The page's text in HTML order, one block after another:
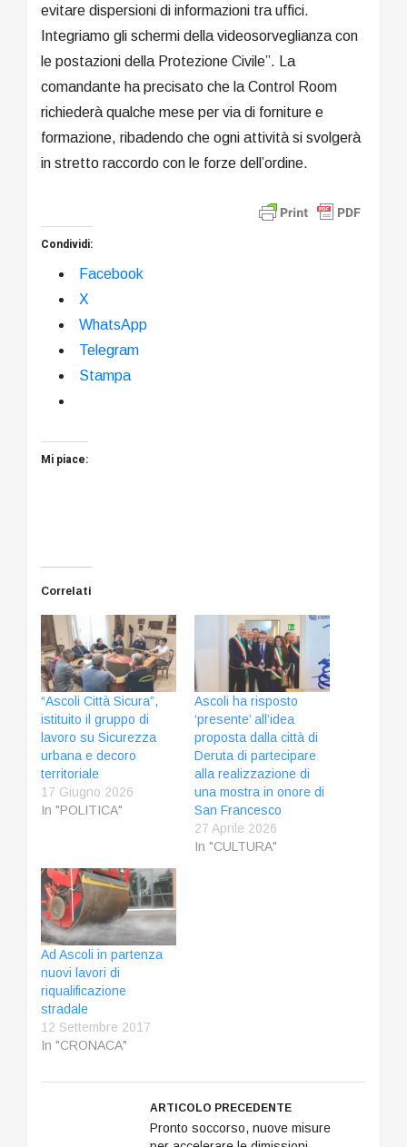
evitare dispersioni di informazioni tra uffici.
Integriamo gli schermi della videosorveglianza con
le postazioni della Protezione Civile”. La
comandante ha precisato che la Control Room
richiederà qualche mese per via di forniture e
formazione, ribadendo che ogni attività si svolgerà
in stretto raccordo con le forze dell’ordine.
Condividi:
Facebook
X
WhatsApp
Telegram
Stampa
Mi piace:
Correlati
“Ascoli Città Sicura”,
istituito il gruppo di
lavoro su Sicurezza
urbana e decoro
territoriale
17 Giugno 2026
In "POLITICA"
Ascoli ha risposto
‘presente’ all’idea
proposta dalla città di
Deruta di partecipare
alla realizzazione di
una mostra in onore di
San Francesco
27 Aprile 2026
In "CULTURA"
Ad Ascoli in partenza
nuovi lavori di
riqualificazione
stradale
12 Settembre 2017
In "CRONACA"
ARTICOLO PRECEDENTE
Pronto soccorso, nuove misure